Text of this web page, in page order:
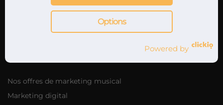
Promotions clubs
Promotion concerts & festivals
Nos offres de marketing musical
Marketing digital
Options
Powered by